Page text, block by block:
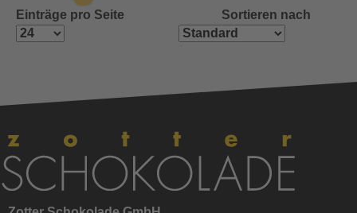
Einträge pro Seite
Sortieren nach